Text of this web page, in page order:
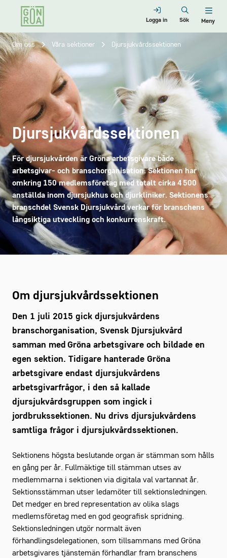
Logga in Sök Meny
Om oss Våra sektioner Djursjukvårdssektionen
Djursjukvårdssektionen
För djursjukvården är Gröna arbetsgivare både
arbetsgivar- och branschorganisation. Sektionen har
omkring 150 medlemsföretag med totalt cirka 4 500
anställda inom djursjukhus och djurkliniker. Sektionens
branschdel Svensk Djursjukvård verkar för branschens
långsiktiga utveckling och konkurrenskraft.
Om djursjukvårdssektionen
Den 1 juli 2015 gick djursjukvårdens
branschorganisation, Svensk Djursjukvård
samman med Gröna arbetsgivare och bildade en
egen sektion. Tidigare hanterade Gröna
arbetsgivare endast djursjukvårdens
arbetsgivarfrågor, i den så kallade
djursjukvårdsgruppen som ingick i
jordbrukssektionen. Nu drivs djursjukvårdens
samtliga frågor i djursjukvårdssektionen.
Sektionens högsta beslutande organ är stämman som hålls
en gång per år. Fullmäktige till stämman utses av
medlemmarna i sektionen via digitala val vartannat år.
Sektionsstämman utser ledamöter till sektionsledningen.
Det medger en bred representation av olika slags
medlemsföretag med en god geografisk spridning.
Sektionsledningen utgör normalt även
förhandlingsdelegationen, som tillsammans med Gröna
arbetsgivares tjänstemän förhandlar fram branschens